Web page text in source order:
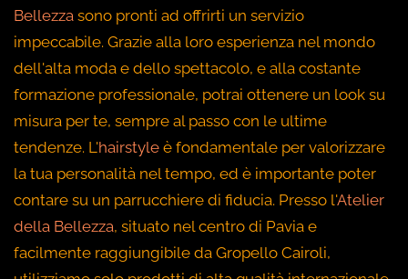
Bellezza sono pronti ad offrirti un servizio
impeccabile. Grazie alla loro esperienza nel mondo
dell'alta moda e dello spettacolo, e alla costante
formazione professionale, potrai ottenere un look su
misura per te, sempre al passo con le ultime
tendenze. L'hairstyle è fondamentale per valorizzare
la tua personalità nel tempo, ed è importante poter
contare su un parrucchiere di fiducia. Presso l'Atelier
della Bellezza, situato nel centro di Pavia e
facilmente raggiungibile da Gropello Cairoli,